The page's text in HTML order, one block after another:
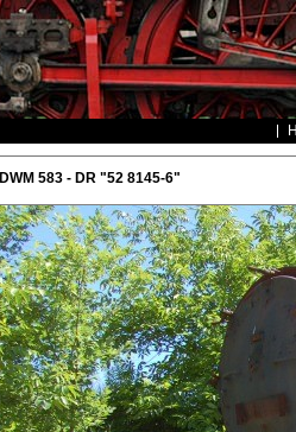
DWM 583 - DR "52 8145-6"